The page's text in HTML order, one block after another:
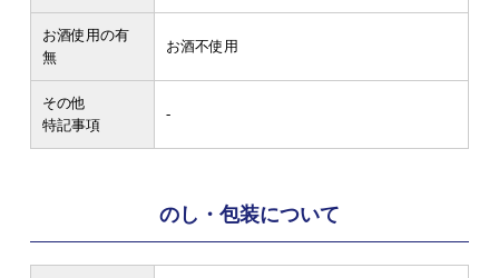
お酒使用の有
無
お酒不使用
その他
特記事項
-
のし・包装について